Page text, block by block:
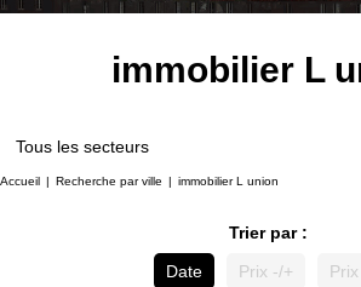
immobilier L
Tous les secteurs
Accueil Recherche par ville immobilier L union
Trier par :
Date
Prix -/+